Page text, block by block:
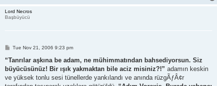
Lord Necros
Başbüyücü
P
s
Tue Nov 21, 2006 9:23 pm
“Tanrılar aşkına be adam, ne mühimmatından bahsediyorsun. Siz
büyücüsünüz! Bir ışık yakmaktan bile aciz misiniz?!” adamın keskin
ve yüksek tonlu sesi tünellerde yankılandı ve anında rüzgÃƒÂ¢r